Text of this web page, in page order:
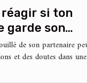
si ton
garde son
verrouillé ?
de son partenaire
et des doutes dans